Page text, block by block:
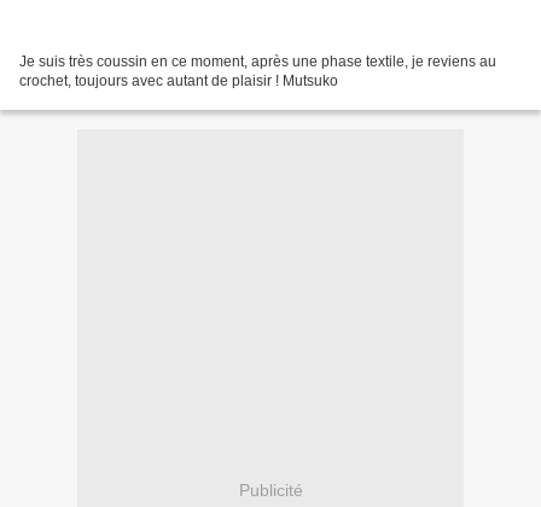
Je suis très coussin en ce moment, après une phase textile, je reviens au
crochet, toujours avec autant de plaisir ! Mutsuko
Publicité